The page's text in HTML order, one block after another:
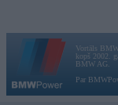
Vortāls
kopš 2002.
BMW AG.
Par